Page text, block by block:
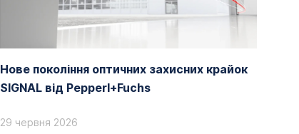
Нове покоління оптичних захисних крайок
SIGNAL від Pepperl+Fuchs
29 червня 2026